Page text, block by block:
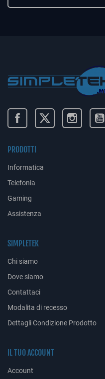
PRODOTTI
Informatica
Telefonia
Gaming
Assistenza
SIMPLETEK
Chi siamo
Dove siamo
Contattaci
Modalita di recesso
Dettagli Condizione Prodotto
IL TUO ACCOUNT
Account